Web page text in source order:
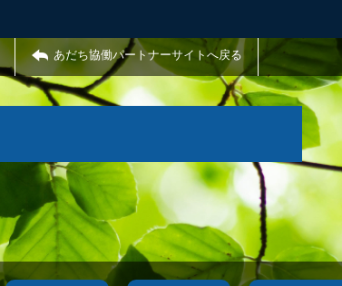
あだち協働パートナーサイトへ戻る